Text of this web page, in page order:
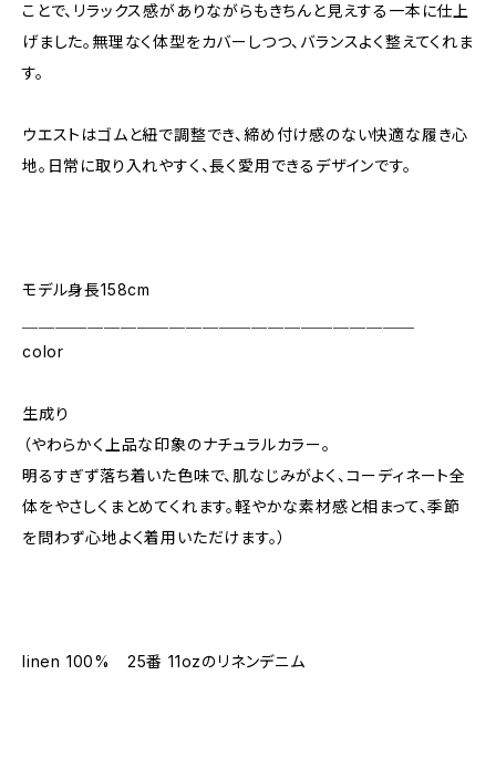
ことで、リラックス感がありながらもきちんと見えする一本に仕上
げました。無理なく体型をカバーしつつ、バランスよく整えてくれま
す。
ウエストはゴムと紐で調整でき、締め付け感のない快適な履き心
地。日常に取り入れやすく、長く愛用できるデザインです。
モデル身長158cm
color
生成り
（やわらかく上品な印象のナチュラルカラー。
明るすぎず落ち着いた色味で、肌なじみがよく、コーディネート全
体をやさしくまとめてくれます。軽やかな素材感と相まって、季節
を問わず心地よく着用いただけます。）
linen 100% 25番 11ozのリネンデニム